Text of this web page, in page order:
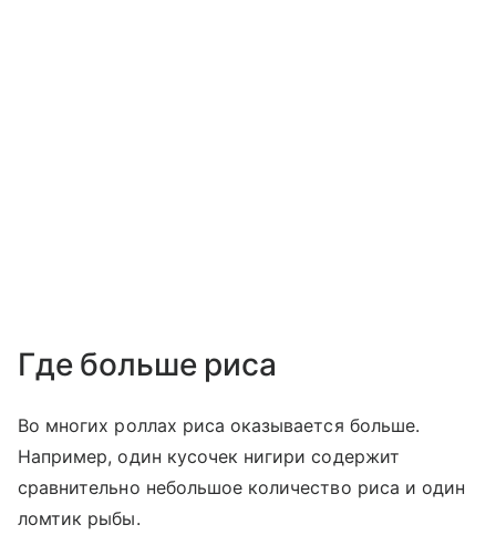
Где больше риса
Во многих роллах риса оказывается больше.
Например, один кусочек нигири содержит
сравнительно небольшое количество риса и один
ломтик рыбы.